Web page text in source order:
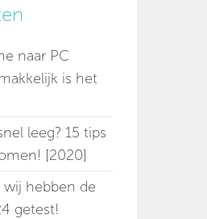
naar PC
is het
leeg? 15 tips
[2020]
wij hebben de
getest!